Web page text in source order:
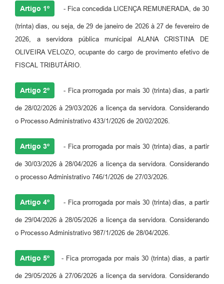
Artigo 1º - Fica concedida LICENÇA REMUNERADA, de 30
(trinta) dias, ou seja, de 29 de janeiro de 2026 à 27 de fevereiro de
2026, a servidora pública municipal ALANA CRISTINA DE
OLIVEIRA VELOZO, ocupante do cargo de provimento efetivo de
FISCAL TRIBUTÁRIO.
Artigo 2º - Fica prorrogada por mais 30 (trinta) dias, a partir
de 28/02/2026 à 29/03/2026 a licença da servidora. Considerando
o Processo Administrativo 433/1/2026 de 20/02/2026.
Artigo 3º - Fica prorrogada por mais 30 (trinta) dias, a partir
de 30/03/2026 à 28/04/2026 a licença da servidora. Considerando
o processo Administrativo 746/1/2026 de 27/03/2026.
Artigo 4º - Fica prorrogada por mais 30 (trinta) dias, a partir
de 29/04/2026 à 28/05/2026 a licença da servidora. Considerando
o Processo Administrativo 987/1/2026 de 28/04/2026.
Artigo 5º - Fica prorrogada por mais 30 (trinta) dias, a partir
de 29/05/2026 à 27/06/2026 a licença da servidora. Considerando